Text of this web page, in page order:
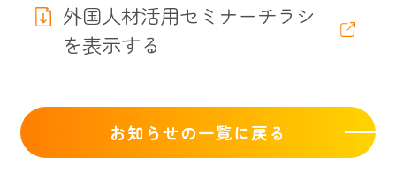
外国人材活用セミナーチラシ
を表示する
お知らせの一覧に戻る